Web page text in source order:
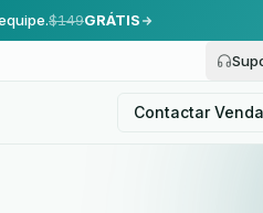
$149GRÁTIS
Contactar